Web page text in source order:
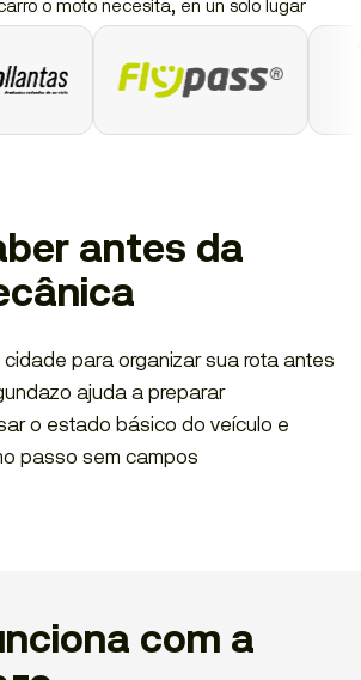
o moto necesita, en un solo lugar
antes da
para organizar sua rota antes
ajuda a preparar
o estado básico do veículo e
passo sem campos
com a